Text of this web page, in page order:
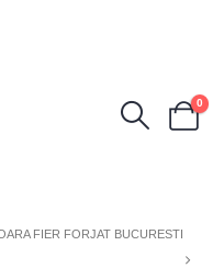
0
FIER FORJAT BUCURESTI